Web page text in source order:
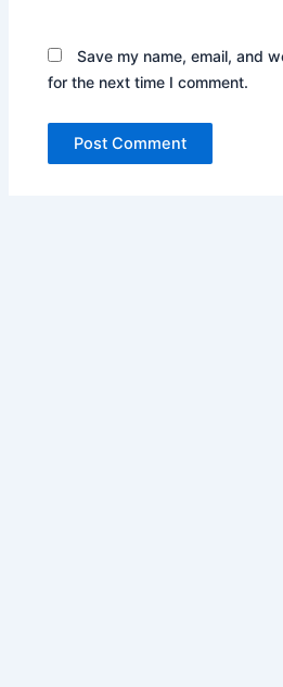
Save my name, email, and
for the next time I comment.